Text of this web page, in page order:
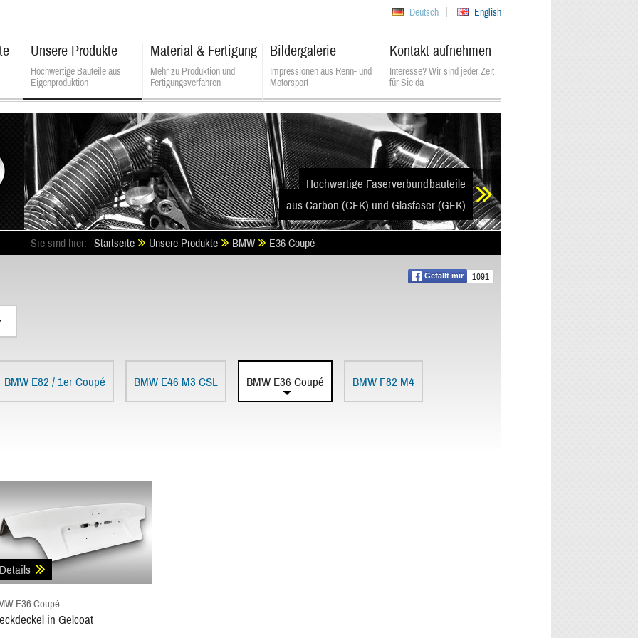
Deutsch English
Unsere Produkte
Hochwertige Bauteile aus
Eigenproduktion
Material & Fertigung
Mehr zu Produktion und
Fertigungsverfahren
Bildergalerie
Impressionen aus Renn- und
Motorsport
Kontakt aufnehmen
Interesse? Wir sind jeder Zeit
für Sie da
ALSATEK - Composite Technologies
Hochwertige Faserverbundbauteile
aus Carbon (CFK) und Glasfaser (GFK)
Gefällt mir 1091
Sie sind hier: Startseite Unsere Produkte BMW E36 Coupé
BMW E82 / 1er Coupé BMW E46 M3 CSL BMW E36 Coupé BMW F82 M4
Details
E36 Coupé
in Gelcoat